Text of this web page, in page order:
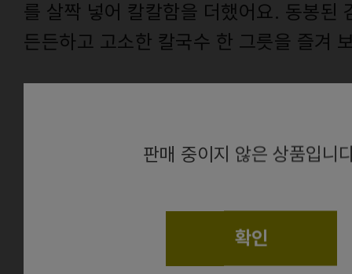
를 살짝 넣어 칼칼함을 더했어요. 동봉된
든든하고 고소한 칼국수 한 그릇을 즐겨
판매 중이지 않은 상품입니
확인